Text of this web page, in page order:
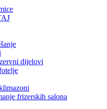
dijelovi
frizerskih salona